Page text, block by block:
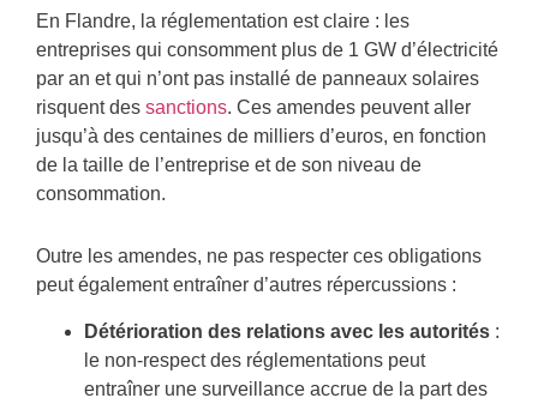
En Flandre, la réglementation est claire : les
entreprises qui consomment plus de 1 GW d’électricité
par an et qui n’ont pas installé de panneaux solaires
risquent des sanctions. Ces amendes peuvent aller
jusqu’à des centaines de milliers d’euros, en fonction
de la taille de l’entreprise et de son niveau de
consommation.
Outre les amendes, ne pas respecter ces obligations
peut également entraîner d’autres répercussions :
Détérioration des relations avec les autorités :
le non-respect des réglementations peut
entraîner une surveillance accrue de la part des